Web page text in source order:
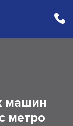
машин
метро